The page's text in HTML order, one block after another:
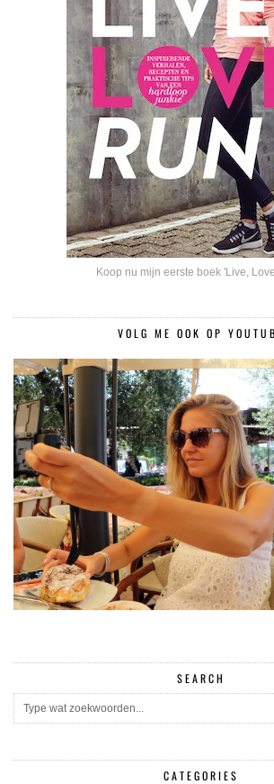
Koop nu mijn eerste boek 'Live,
VOLG ME OOK OP
SEARCH
CATEGORIES